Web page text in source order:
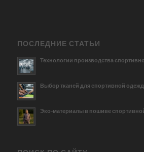
ПОСЛЕДНИЕ СТАТЬИ
Технологии производства
Выбор тканей для спортивной
Эко-материалы в пошиве